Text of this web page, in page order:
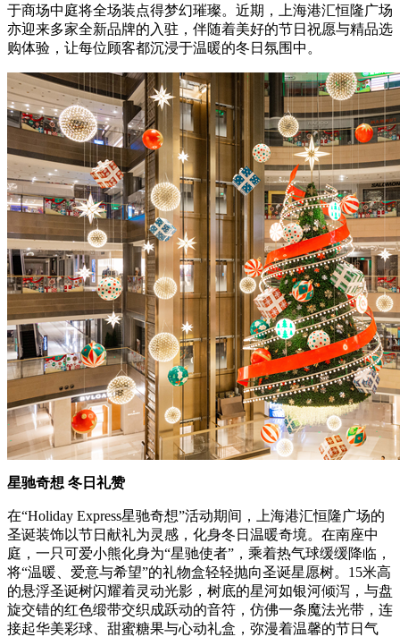
于商场中庭将全场装点得梦幻璀璨。近期，上海港汇恒隆广场
亦迎来多家全新品牌的入驻，伴随着美好的节日祝愿与精品选
购体验，让每位顾客都沉浸于温暖的冬日氛围中。
星驰奇想 冬日礼赞
在“Holiday Express星驰奇想”活动期间，上海港汇恒隆广场的
圣诞装饰以节日献礼为灵感，化身冬日温暖奇境。在南座中
庭，一只可爱小熊化身为“星驰使者”，乘着热气球缓缓降临，
将“温暖、爱意与希望”的礼物盒轻轻抛向圣诞星愿树。15米高
的悬浮圣诞树闪耀着灵动光影，树底的星河如银河倾泻，与盘
旋交错的红色缎带交织成跃动的音符，仿佛一条魔法光带，连
接起华美彩球、甜蜜糖果与心动礼盒，弥漫着温馨的节日气